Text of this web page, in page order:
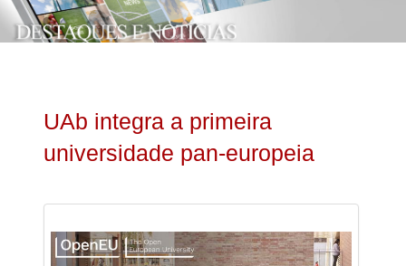
UAb integra a primeira
universidade pan-europeia